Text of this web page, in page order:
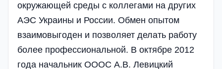
окружающей среды с коллегами на других
АЭС Украины и России. Обмен опытом
взаимовыгоден и позволяет делать работу
более профессиональной. В октябре 2012
года начальник ОООС А.В. Левицкий